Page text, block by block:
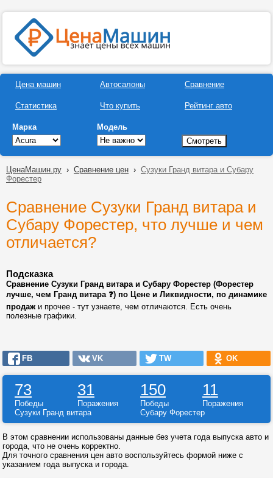
Цена машин
Статистика
Автосалоны
Что купить
Сравнение
Рейтинг авто
Марка Модель
ЦенаМашин.ру › Сравнение цен › Сузуки Гранд витара и Субару
Форестер
Сравнение Сузуки Гранд витара и
Субару Форестер, что лучше и чем
отличается?
Подсказка
Сравнение Сузуки Гранд витара и Субару Форестер (Форестер
лучше, чем Гранд витара ❓) по Цене и Ликвидности, по динамике
продажи прочее - тут узнаете, чем отличаются. Есть очень
полезные графики.
FB VK TW OK
73 31 150 11
Победы Поражения Победы
Поражения
Сузуки Гранд витара
Субару Форестер
В этом сравнении использованы данные без учета года выпуска авто и
города, что не очень корректно.
Для точного сравнения цен авто воспользуйтесь формой ниже с
указанием года выпуска и города.